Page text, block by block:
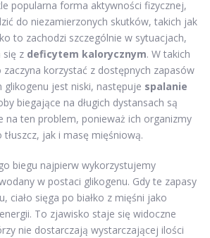
popularna forma aktywności fizycznej,
do niezamierzonych skutków, takich jak
to zachodzi szczególnie w sytuacjach,
się z deficytem kalorycznym. W takich
zaczyna korzystać z dostępnych zapasów
glikogenu jest niski, następuje spalanie
biegające na długich dystansach są
na ten problem, ponieważ ich organizmy
jak i masę mięśniową.
biegu najpierw wykorzystujemy
w postaci glikogenu. Gdy te zapasy
ciało sięga po białko z mięśni jako
To zjawisko staje się widoczne
nie dostarczają wystarczającej ilości